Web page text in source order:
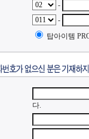
-
-
탑아이템
다.